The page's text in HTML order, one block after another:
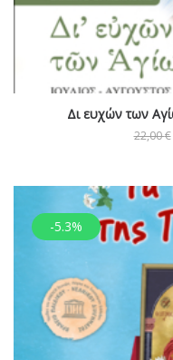
Δι ευχών των
22,00€
-5.3%